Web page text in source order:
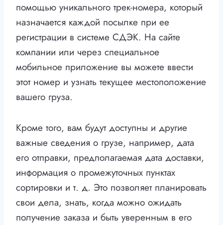
помощью уникального трек-номера, который
назначается каждой посылке при ее
регистрации в системе СДЭК. На сайте
компании или через специальное
мобильное приложение вы можете ввести
этот номер и узнать текущее местоположение
вашего груза.
Кроме того, вам будут доступны и другие
важные сведения о грузе, например, дата
его отправки, предполагаемая дата доставки,
информация о промежуточных пунктах
сортировки и т. д. Это позволяет планировать
свои дела, знать, когда можно ожидать
получение заказа и быть уверенным в его